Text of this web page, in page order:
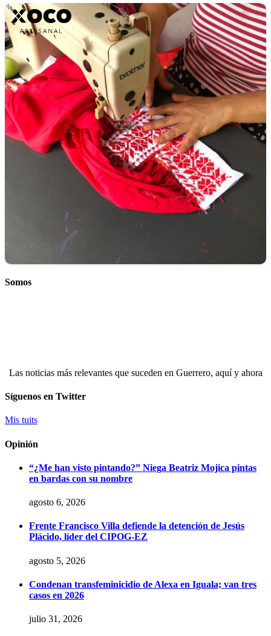
Somos
Las noticias más relevantes que suceden en Guerrero, aquí y ahora
Síguenos en Twitter
Mis tuits
Opinión
“¿Me han visto pintando?” Niega Beatriz Mojica pintas
en bardas con su nombre
agosto 6, 2026
Frente Francisco Villa defiende la detención de Jesús
Plácido, líder del CIPOG-EZ
agosto 5, 2026
Condenan transfeminicidio de Alexa en Iguala; van tres
casos en 2026
julio 31, 2026